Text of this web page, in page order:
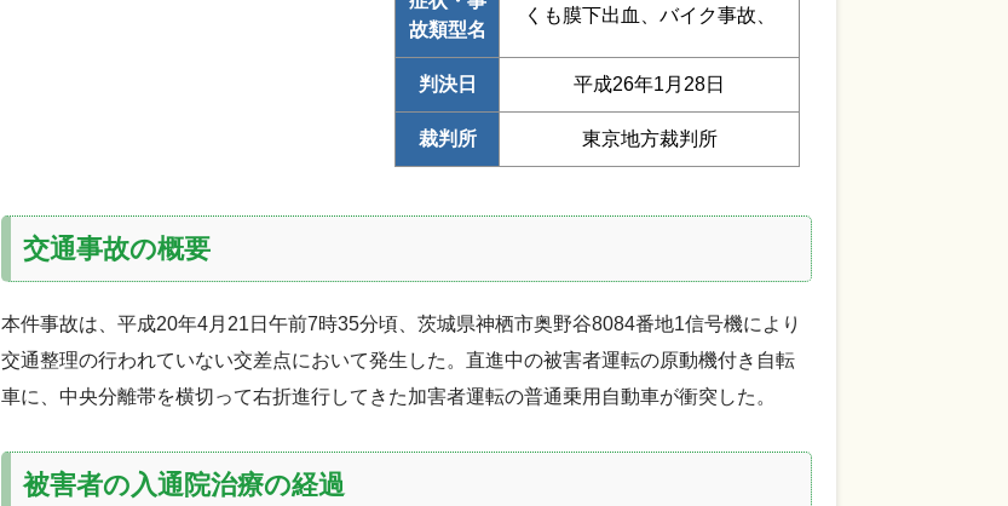
故類型名
くも膜下出血、バイク事故、
判決日 平成26年1月28日
裁判所 東京地方裁判所
交通事故の概要
本件事故は、平成20年4月21日午前7時35分頃、茨城県神栖市奥野谷8084番地1信号機により
交通整理の行われていない交差点において発生した。直進中の被害者運転の原動機付き自転
車に、中央分離帯を横切って右折進行してきた加害者運転の普通乗用自動車が衝突した。
被害者の入通院治療の経過